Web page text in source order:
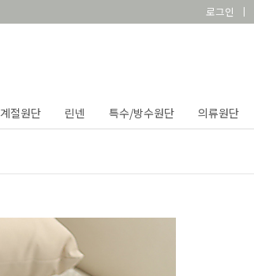
로그인
계절원단 린넨 특수/방수원단 의류원단